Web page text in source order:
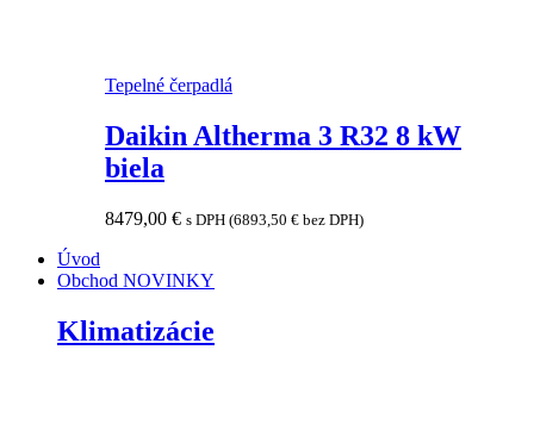
Tepelné čerpadlá
Daikin Altherma 3 R32 8 kW
biela
8479,00 € s DPH (6893,50 € bez DPH)
Úvod
Obchod NOVINKY
Klimatizácie